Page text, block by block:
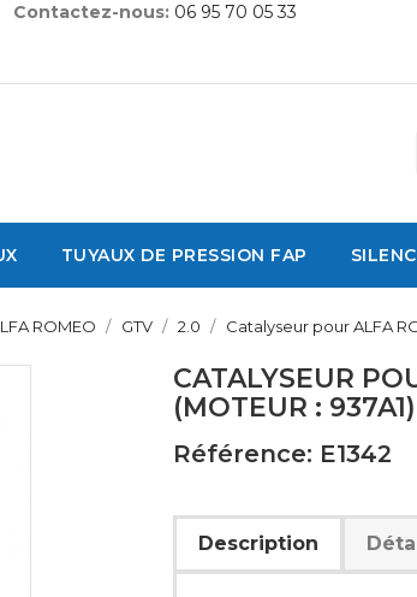
Contactez-nous: 06 95 70 05 33
TUYAUX DE PRESSION FAP
ROMEO GTV 2.0 Catalyseur pour ALFA
CATALYSEUR
(MOTEUR : 937A1)
Référence: E1342
Description